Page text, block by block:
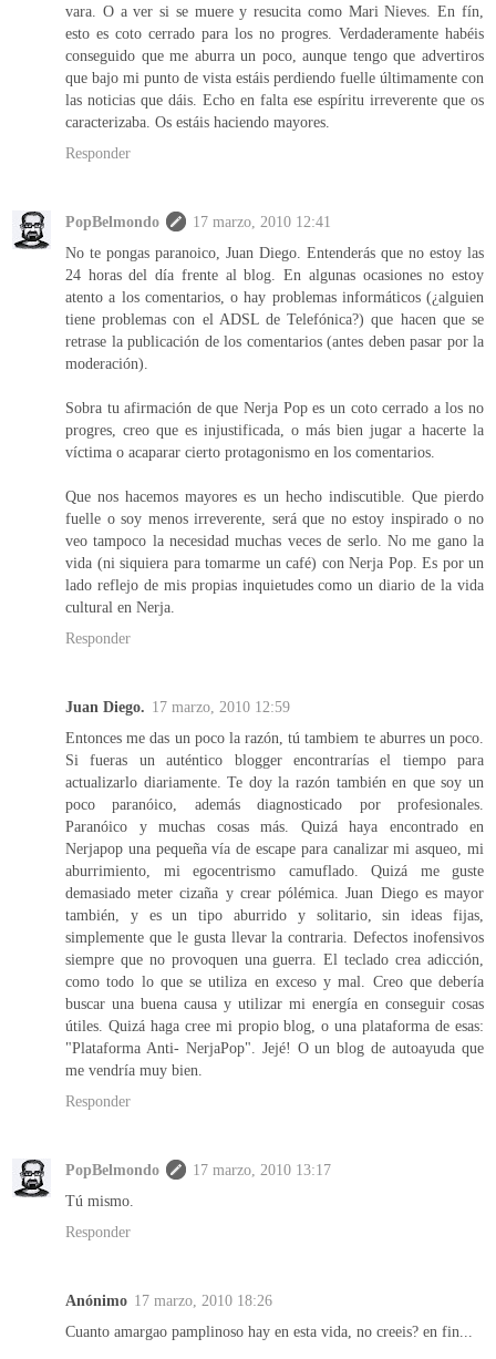
vara. O a ver si se muere y resucita como Mari Nieves. En fín,
esto es coto cerrado para los no progres. Verdaderamente habéis
conseguido que me aburra un poco, aunque tengo que advertiros
que bajo mi punto de vista estáis perdiendo fuelle últimamente con
las noticias que dáis. Echo en falta ese espíritu irreverente que os
caracterizaba. Os estáis haciendo mayores.
Responder
PopBelmondo
17 marzo, 2010 12:41
No te pongas paranoico, Juan Diego. Entenderás que no estoy las
24 horas del día frente al blog. En algunas ocasiones no estoy
atento a los comentarios, o hay problemas informáticos (¿alguien
tiene problemas con el ADSL de Telefónica?) que hacen que se
retrase la publicación de los comentarios (antes deben pasar por la
moderación).
Sobra tu afirmación de que Nerja Pop es un coto cerrado a los no
progres, creo que es injustificada, o más bien jugar a hacerte la
víctima o acaparar cierto protagonismo en los comentarios.
Que nos hacemos mayores es un hecho indiscutible. Que pierdo
fuelle o soy menos irreverente, será que no estoy inspirado o no
veo tampoco la necesidad muchas veces de serlo. No me gano la
vida (ni siquiera para tomarme un café) con Nerja Pop. Es por un
lado reflejo de mis propias inquietudes como un diario de la vida
cultural en Nerja.
Responder
Juan Diego. 17 marzo, 2010 12:59
Entonces me das un poco la razón, tú tambiem te aburres un poco.
Si fueras un auténtico blogger encontrarías el tiempo para
actualizarlo diariamente. Te doy la razón también en que soy un
poco paranóico, además diagnosticado por profesionales.
Paranóico y muchas cosas más. Quizá haya encontrado en
Nerjapop una pequeña vía de escape para canalizar mi asqueo, mi
aburrimiento, mi egocentrismo camuflado. Quizá me guste
demasiado meter cizaña y crear pólémica. Juan Diego es mayor
también, y es un tipo aburrido y solitario, sin ideas fijas,
simplemente que le gusta llevar la contraria. Defectos inofensivos
siempre que no provoquen una guerra. El teclado crea adicción,
como todo lo que se utiliza en exceso y mal. Creo que debería
buscar una buena causa y utilizar mi energía en conseguir cosas
útiles. Quizá haga cree mi propio blog, o una plataforma de esas:
"Plataforma Anti- NerjaPop". Jejé! O un blog de autoayuda que
me vendría muy bien.
Responder
PopBelmondo
17 marzo, 2010 13:17
Tú mismo.
Responder
Anónimo 17 marzo, 2010 18:26
Cuanto amargao pamplinoso hay en esta vida, no creeis? en fin...